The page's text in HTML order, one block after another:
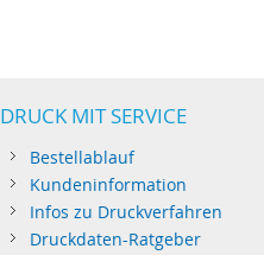
DRUCK MIT SERVICE
Bestellablauf
Kundeninformation
Infos zu Druckverfahren
Druckdaten-Ratgeber